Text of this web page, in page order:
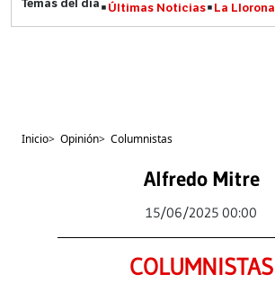
Últimas Noticias La Llorona
Inicio> Opinión> Columnistas
Alfredo Mitre
15/06/2025 00:00
COLUMNISTAS